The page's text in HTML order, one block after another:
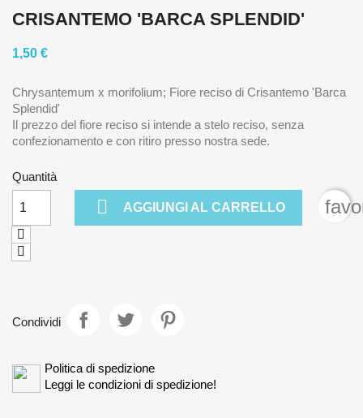
CRISANTEMO 'BARCA SPLENDID'
1,50 €
Chrysantemum x morifolium; Fiore reciso di Crisantemo 'Barca
Splendid'
Il prezzo del fiore reciso si intende a stelo reciso, senza
confezionamento e con ritiro presso nostra sede.
Quantità
 AGGIUNGI AL CARRELLO
Condividi
Politica di spedizione
Leggi le condizioni di spedizione!